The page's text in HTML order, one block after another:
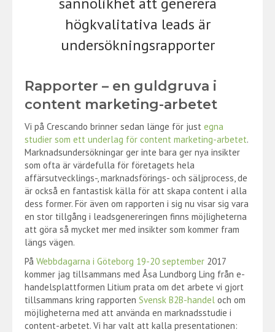
högkvalitativa leads är
undersökningsrapporter
Rapporter – en guldgruva i
content marketing-arbetet
Vi på Crescando brinner sedan länge för just egna
studier som ett underlag för content marketing-arbetet.
Marknadsundersökningar ger inte bara ger nya insikter
som ofta är värdefulla för företagets hela
affärsutvecklings-, marknadsförings- och säljprocess, de
är också en fantastisk källa för att skapa content i alla
dess former. För även om rapporten i sig nu visar sig vara
en stor tillgång i leadsgenereringen finns möjligheterna
att göra så mycket mer med insikter som kommer fram
längs vägen.
På Webbdagarna i Göteborg 19-20 september 2017
kommer jag tillsammans med Åsa Lundborg Ling från e-
handelsplattformen Litium prata om det arbete vi gjort
tillsammans kring rapporten Svensk B2B-handel och om
möjligheterna med att använda en marknadsstudie i
content-arbetet. Vi har valt att kalla presentationen: